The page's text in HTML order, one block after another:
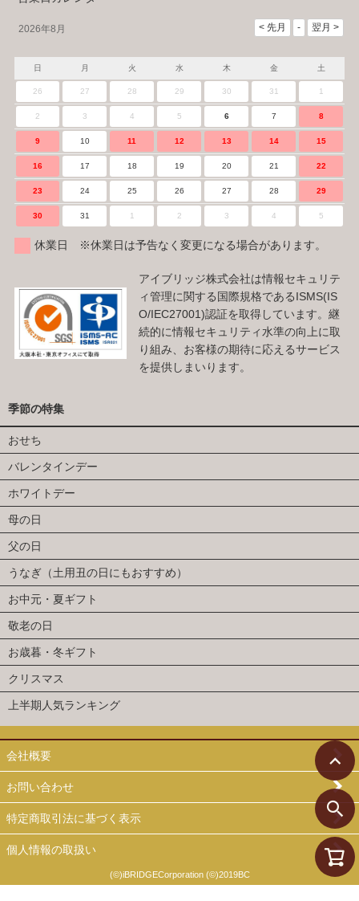
2026年8月
日 月 火 水 木 金 土
26 27 28 29 30 31 1
2 3 4 5 6 7 8
9 10 11 12 13 14 15
16 17 18 19 20 21 22
23 24 25 26 27 28 29
30 31 1 2 3 4 5
休業日 ※休業日は予告なく変更になる場合があります。
アイブリッジ株式会社は情報セキュリテ
ィ管理に関する国際規格であるISMS(IS
O/IEC27001)認証を取得しています。継
続的に情報セキュリティ水準の向上に取
り組み、お客様の期待に応えるサービス
を提供しまいります。
季節の特集
おせち
バレンタインデー
ホワイトデー
母の日
父の日
うなぎ（土用丑の日にもおすすめ）
お中元・夏ギフト
敬老の日
お歳暮・冬ギフト
クリスマス
上半期人気ランキング
会社概要
お問い合わせ
特定商取引法に基づく表示
個人情報の取扱い
(©)iBRIDGECorporation (©)2019BC